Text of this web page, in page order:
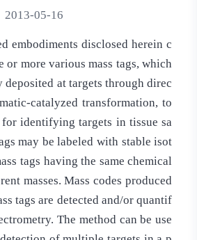
2013-05-16
embodiments disclosed herein c
or more various mass tags, which
at targets through direc
catalyzed transformation, to
identifying targets in tissue sa
may be labeled with stable isot
tags having the same chemical
masses. Mass codes produced
tags are detected and/or quantif
The method can be use